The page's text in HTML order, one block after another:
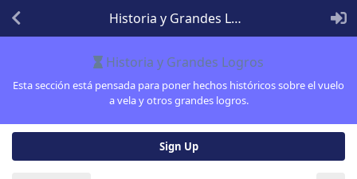
Historia y Grandes Logros
Esta sección está pensada para poner hechos históricos sobre el vuelo
a vela y otros grandes logros.
Sign Up
Historia y Grandes Logros